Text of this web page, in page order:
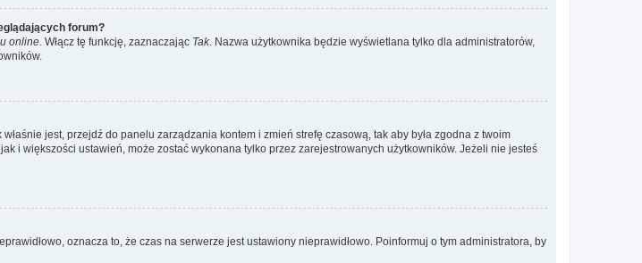
forum?
online . Włącz tę funkcję, zaznaczając Tak. Nazwa użytkownika będzie wyświetlana tylko dla administratorów,
jest, przejdź do panelu zarządzania kontem i zmień strefę czasową, tak aby była zgodna z twoim
i większości ustawień, może zostać wykonana tylko przez zarejestrowanych użytkowników. Jeżeli nie jesteś
oznacza to, że czas na serwerze jest ustawiony nieprawidłowo. Poinformuj o tym administratora, by